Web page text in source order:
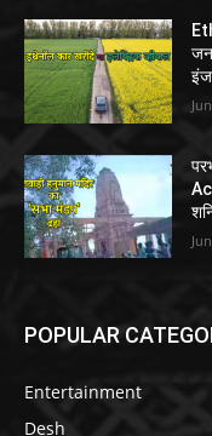
POPULAR
Entertainment
Desh